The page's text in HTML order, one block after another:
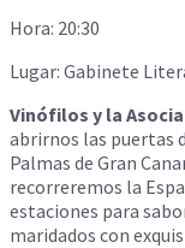
Hora: 20:30
Lugar: Gabinete
Vinófilos y la
abrirnos las puertas
Palmas de Gran
recorreremos la
estaciones para
maridados con